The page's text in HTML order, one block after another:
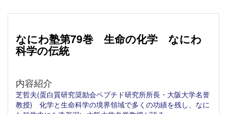
なにわ塾第79巻 生命の化学 なにわ
科学の伝統
内容紹介
芝哲夫(蛋白質研究奨励会ペプチド研究所所長・大阪大学名誉
教授) 化学と生命科学の境界領域で多くの功績を残し、なに